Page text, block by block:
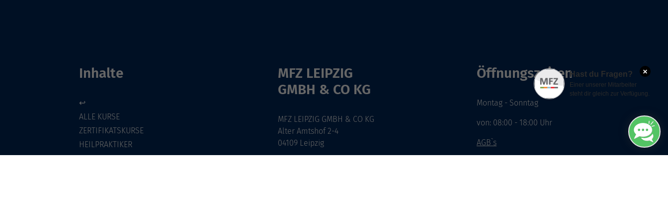
×
Hast du Fragen?
Einer unserer Mitarbeiter
steht dir gleich zur Verfügung.
Inhalte
↩
ALLE KURSE
ZERTIFIKATSKURSE
HEILPRAKTIKER
E-LEARNINGS
MFZ LEIPZIG
GMBH & CO KG
MFZ LEIPZIG GMBH & CO KG
Alter Amtshof 2-4
04109 Leipzig
Öffnungszeiten
Montag - Sonntag
von: 08:00 - 18:00 Uhr
AGB`s